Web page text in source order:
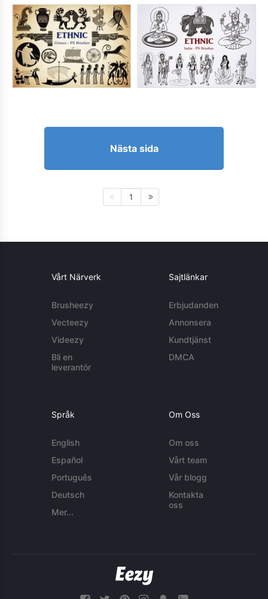
Nästa sida
1
Vårt Närverk
Brusheezy
Vecteezy
Videezy
Bli en
leverantör
Sajtlänkar
Erbjudanden
Annonsera
Kundtjänst
DMCA
Språk
English
Español
Português
Deutsch
Mer...
Om Oss
Om oss
Vårt team
Vår blogg
Kontakta
oss